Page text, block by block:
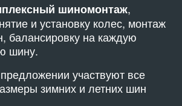
шиномонтаж,
и установку колес, монтаж
балансировку на каждую
шину.
участвуют все
зимних и летних шин